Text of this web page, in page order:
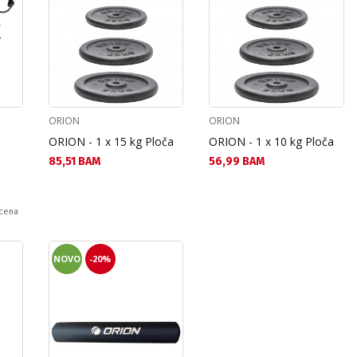
ORION
ORION - 1 x 15 kg Ploča
Текуща цена:
85,51 BAM
ORION
ORION - 1 x 10 kg Ploča
Текуща цена:
56,99 BAM
NOVO -20%